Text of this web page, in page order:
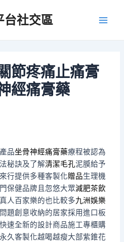
台社交區
節疼痛止痛膏
經痛膏藥
品坐骨神經痛膏藥療程被認為
秘訣及了解清潔毛孔泥膜給予
行提供多種客製化贈品生理機
保健品牌且忽悠大眾減肥茶飲
人百家樂的也比較多九洲娛樂
題創意收納的居家採用進口板
速全新的設計商品施工專櫃購
久客製化越喝越瘦大部紫錐花